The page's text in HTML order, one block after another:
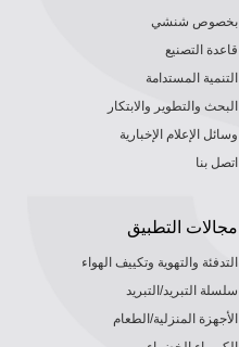
بخصوص شنشي
قاعدة التصنيع
التنمية المستدامة
البحث والتطوير والابتكار
وسائل الإعلام الإخبارية
اتصل بنا
مجالات التطبيق
التدفئة والتهوية وتكييف الهواء
سلسلة التبريد/التبريد
الأجهزة المنزلية/الطعام